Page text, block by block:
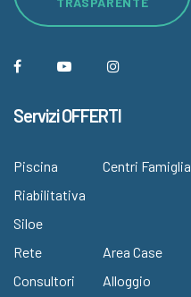
Servizi OFFERTI
Piscina
Riabilitativa
Siloe
Centri Famiglia
Rete
Consultori
Area Case
Alloggio